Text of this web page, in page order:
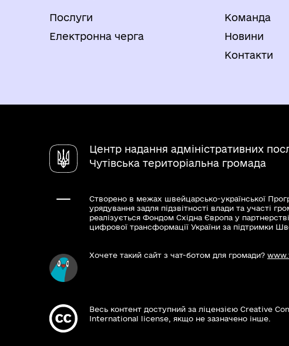
Послуги
Електронна черга
Команда
Новини
Контакти
Центр надання адміністративних
Чутівська територіальна громада
Створено в межах швейцарсько-української
урядування задля підзвітності влади та участі
реалізується Фондом Східна Європа у
цифрової трансформації України за підтримки
Хочете такий сайт з чат-ботом для громади?
Весь контент доступний за ліцензією Creative
International license, якщо не зазначено інше.